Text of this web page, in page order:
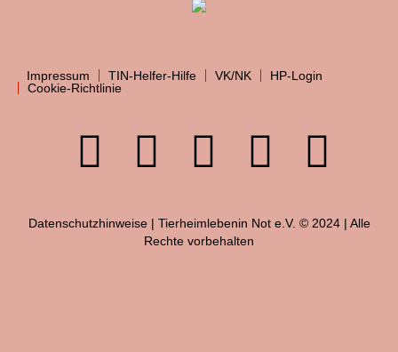
Impressum TIN-Helfer-Hilfe VK/NK
HP-Login
Cookie-Richtlinie
Datenschutzhinweise| Tierheimlebenin Not e.V. © 2024 | Alle
Rechte vorbehalten